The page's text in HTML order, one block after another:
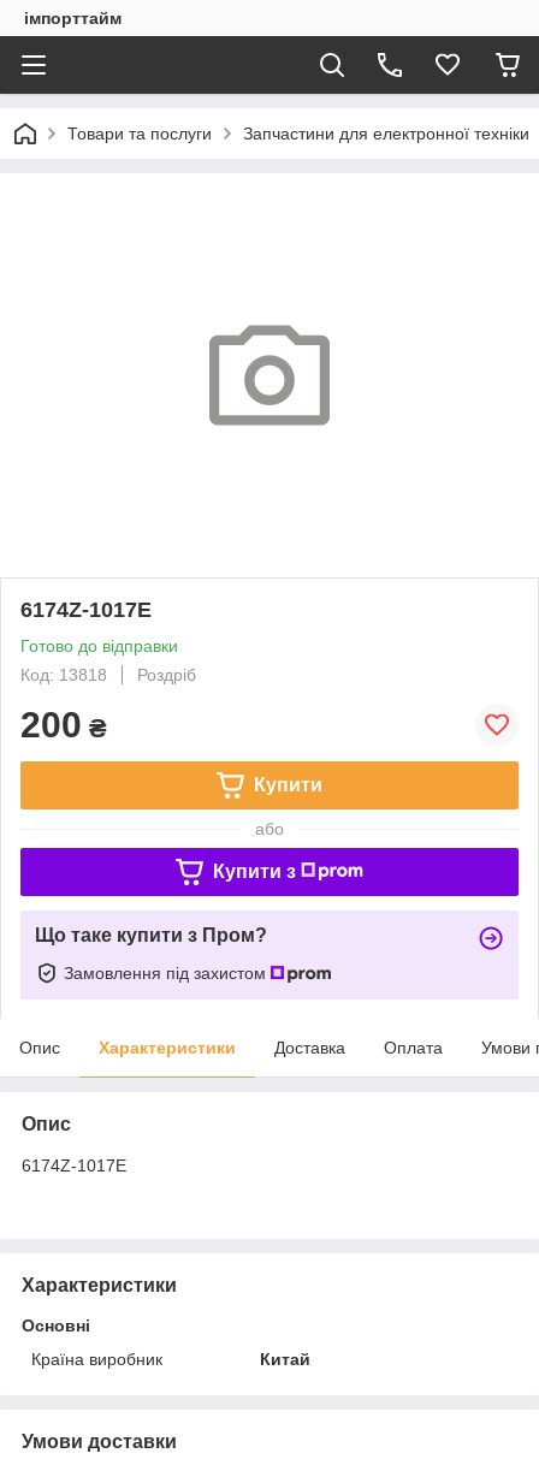
імпорттайм
Товари та послуги Запчастини для електронної техніки
6174Z-1017E
Готово до відправки
Код: 13818
Роздріб
200 ₴
Купити
або
Купити з
Що таке купити з Пром?
Замовлення під захистом
Опис Характеристики Доставка Оплата Умови
Опис
6174Z-1017E
Характеристики
Основні
Країна виробник
Китай
Умови доставки